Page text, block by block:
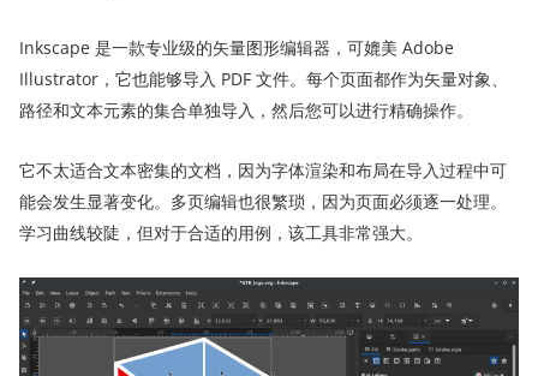
Inkscape 是一款专业级的矢量图形编辑器，可媲美 Adobe
Illustrator，它也能够导入 PDF 文件。每个页面都作为矢量对象、
路径和文本元素的集合单独导入，然后您可以进行精确操作。
它不太适合文本密集的文档，因为字体渲染和布局在导入过程中可
能会发生显著变化。多页编辑也很繁琐，因为页面必须逐一处理。
学习曲线较陡，但对于合适的用例，该工具非常强大。